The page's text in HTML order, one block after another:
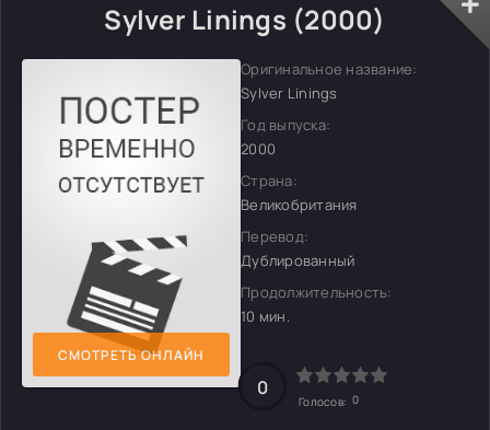
Sylver Linings (2000)
СМОТРЕТЬ ОНЛАЙН
Оригинальное название:
Sylver Linings
Год выпуска:
2000
Страна:
Великобритания
Перевод:
Дублированный
Продолжительность:
10 мин.
0
Голосов: 0